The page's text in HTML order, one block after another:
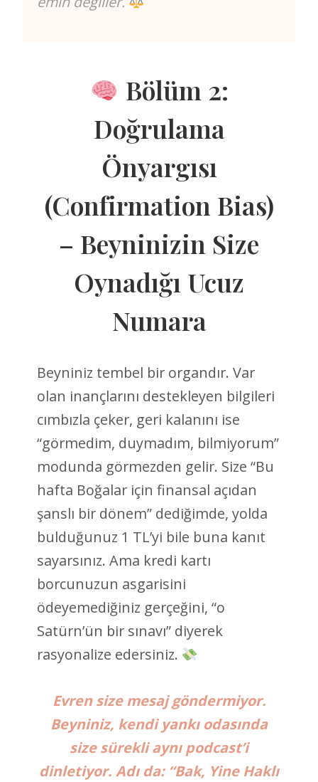
Bölüm 2:
Doğrulama
Önyargısı
(Confirmation Bias)
– Beyninizin Size
Oynadığı Ucuz
Numara
Beyniniz tembel bir organdır. Var
olan inançlarını destekleyen bilgileri
cımbızla çeker, geri kalanını ise
“görmedim, duymadım, bilmiyorum”
modunda görmezden gelir. Size “Bu
hafta Boğalar için finansal açıdan
şanslı bir dönem” dediğimde, yolda
bulduğunuz 1 TL’yi bile buna kanıt
sayarsınız. Ama kredi kartı
borcunuzun asgarisini
ödeyemediğiniz gerçeğini, “o
Satürn’ün bir sınavı” diyerek
rasyonalize edersiniz.
Evren size mesaj göndermiyor.
Beyniniz, kendi yankı odasında
size sürekli aynı podcast’i
dinletiyor. Adı da: “Bak, Yine Haklı